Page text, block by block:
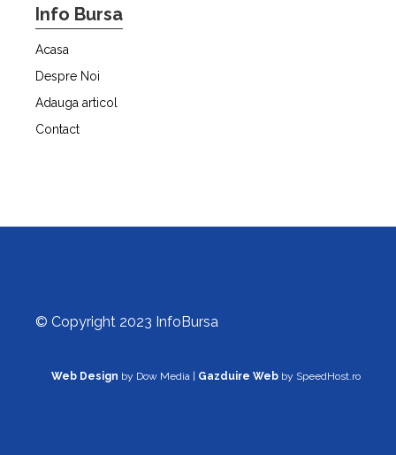
Info Bursa
Acasa
Despre Noi
Adauga articol
Contact
© Copyright 2023 InfoBursa
Web Design by Dow Media | Gazduire Web by SpeedHost.ro